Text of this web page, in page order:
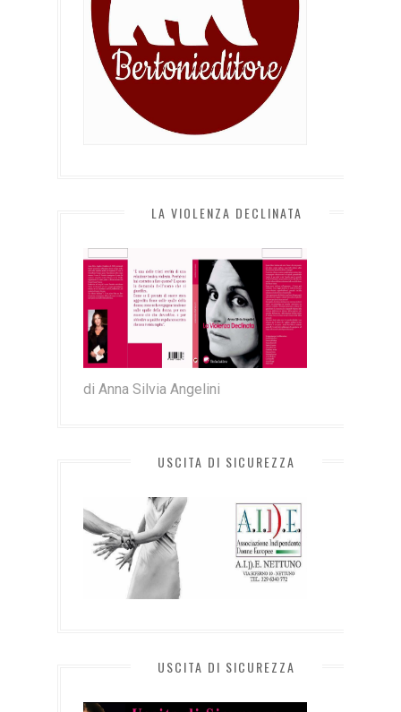
LA VIOLENZA DECLINATA
di Anna Silvia Angelini
USCITA DI SICUREZZA
USCITA DI SICUREZZA